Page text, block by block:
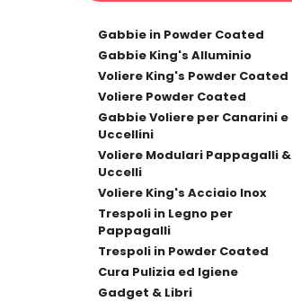
Gabbie in Powder Coated
Gabbie King's Alluminio
Voliere King's Powder Coated
Voliere Powder Coated
Gabbie Voliere per Canarini e
Uccellini
Voliere Modulari Pappagalli &
Uccelli
Voliere King's Acciaio Inox
Trespoli in Legno per
Pappagalli
Trespoli in Powder Coated
Cura Pulizia ed Igiene
Gadget & Libri